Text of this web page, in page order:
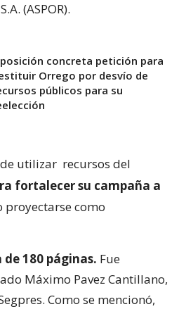
(ASPOR).
concreta petición para
Orrego por desvío de
públicos para su
utilizar recursos del
fortalecer su campaña a
proyectarse como
180 páginas. Fue
Máximo Pavez Cantillano,
Como se mencionó,